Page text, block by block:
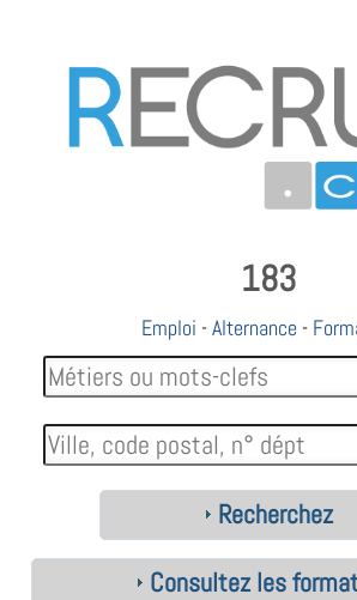
183
Emploi -Alternance -
Recherchez
Consultez les